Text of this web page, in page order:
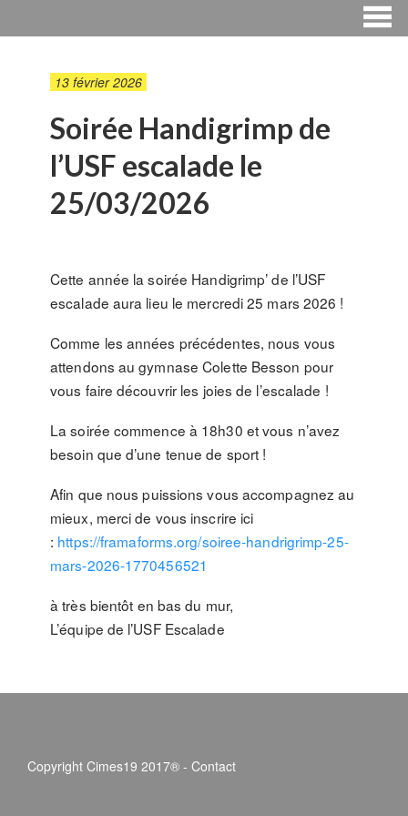
13 février 2026
Soirée Handigrimp de
l’USF escalade le
25/03/2026
Cette année la soirée Handigrimp’ de l’USF
escalade aura lieu le mercredi 25 mars 2026 !
Comme les années précédentes, nous vous
attendons au gymnase Colette Besson pour
vous faire découvrir les joies de l’escalade !
La soirée commence à 18h30 et vous n’avez
besoin que d’une tenue de sport !
Afin que nous puissions vous accompagnez au
mieux, merci de vous inscrire ici
: https://framaforms.org/soiree-handrigrimp-25-
mars-2026-1770456521
à très bientôt en bas du mur,
L’équipe de l’USF Escalade
Copyright Cimes19 2017® - Contact